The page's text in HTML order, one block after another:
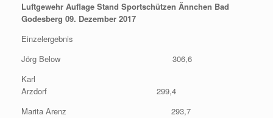
Luftgewehr Auflage Stand Sportschützen Ännchen Bad
Godesberg 09. Dezember 2017
Einzelergebnis
Jörg Below 306,6
Karl
Arzdorf 299,4
Marita Arenz 293,7